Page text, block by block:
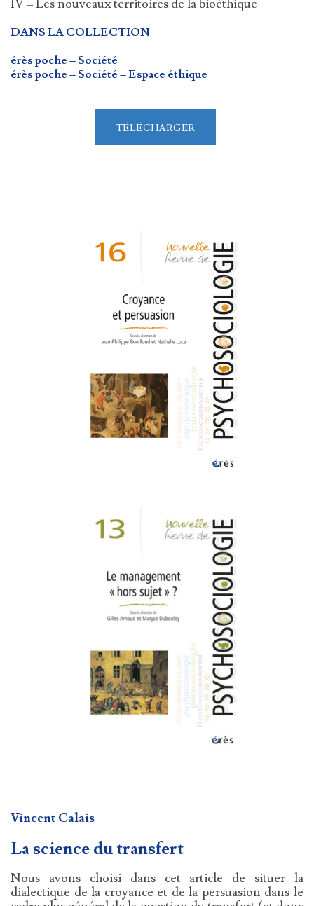
IV – Les nouveaux territoires de la bioéthique
DANS LA COLLECTION
érès poche – Société
érès poche – Société – Espace éthique
TÉLÉCHARGER
Vincent Calais
La science du transfert
Nous avons choisi dans cet article de situer la
dialectique de la croyance et de la persuasion dans le